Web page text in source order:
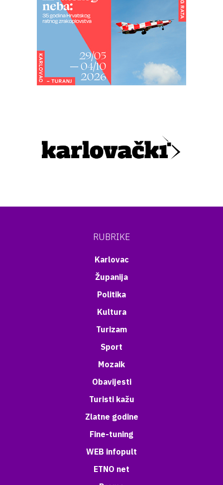
RUBRIKE
Karlovac
Županija
Politika
Kultura
Turizam
Sport
Mozaik
Obavijesti
Turisti kažu
Zlatne godine
Fine-tuning
WEB infopult
ETNO net